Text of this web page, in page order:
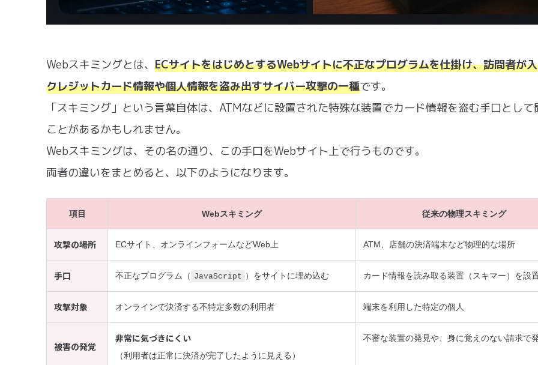
Webスキミングとは、 ECサイトをはじめとするWebサイトに不正なプログラムを仕掛け、訪問者が
クレジットカード情報や個人情報を盗み出すサイバー攻撃の一種です。
「スキミング」という言葉自体は、ATMなどに設置された特殊な装置でカード情報を盗む手口として
ことがあるかもしれません。
Webスキミングは、その名の通り、この手口をWebサイト上で行うものです。
両者の違いをまとめると、以下のようになります。
項目 Webスキミング 従来の物理スキミング
攻撃の場所 ECサイト、オンラインフォームなどWeb上 ATM、店舗の決済端末など物理的な場所
手口 不正なプログラム（ JavaScript ）をサイトに埋め込む カード情報を読み取る装置（スキマー）を設
攻撃対象 オンラインで決済する不特定多数の利用者 端末を利用した特定の個人
被害の発覚
非常に気づきにくい
（利用者は正常に決済が完了したように見える）
不審な装置の発見や、身に覚えのない請求で